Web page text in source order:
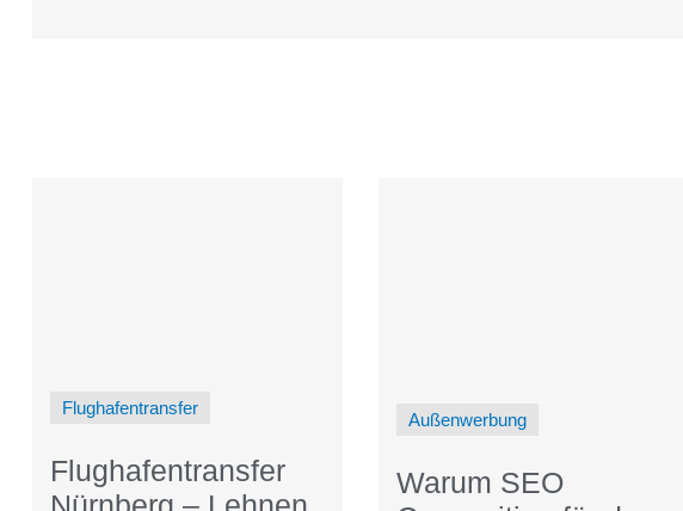
Flughafentransfer
Flughafentransfer
Außenwerbung
Warum SEO